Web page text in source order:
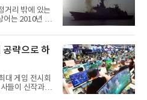
거리 밖에 있는
어는 2010년 넥
(KDX-1) 이상
은 동해상에서
실시했다. 이때
을 타격하지
일이 벌어졌
스러운 결과를
해 LIG넥스원은
략으로 하
대 게임 전시회
들이 신작과 글